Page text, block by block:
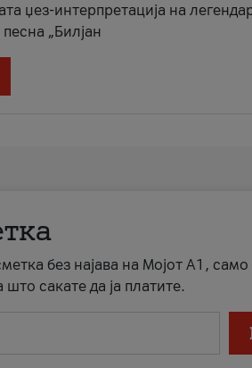
џез-интерпретација на
„Билјан
без најава на Мојот А1, само
што сакате да ја платите.